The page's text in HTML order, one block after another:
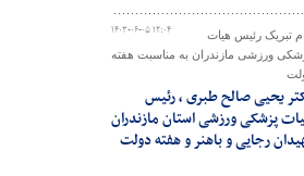
۱۴۰۳-۰۶-۰۵ ۱۲:۰۴
تبریک رئیس هیات
ورزشی مازندران به مناسبت هفته
یحیی صالح طبری ، رئیس
پزشکی ورزشی استان مازندران
رجایی و باهنر و هفته دولت